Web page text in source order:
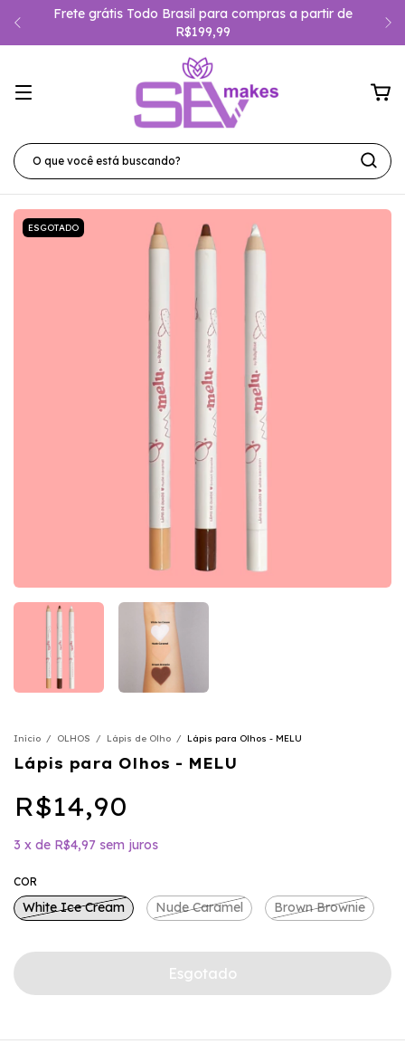
Frete grátis Todo Brasil para compras a partir de
R$199,99
ESGOTADO
Início / OLHOS / Lápis de Olho / Lápis para Olhos - MELU
Lápis para Olhos - MELU
R$14,90
3 x de R$4,97 sem juros
COR
White Ice Cream Nude Caramel Brown Brownie